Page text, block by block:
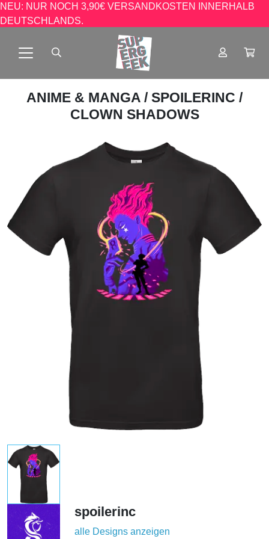
NEU: NUR NOCH 3,90€ VERSANDKOSTEN INNERHALB
DEUTSCHLANDS.
ANIME & MANGA / SPOILERINC /
CLOWN SHADOWS
spoilerinc
alle Designs anzeigen